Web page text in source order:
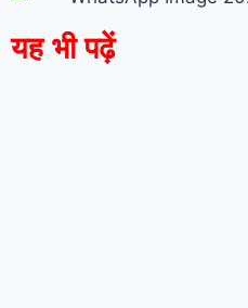
यह भी पढ़ें